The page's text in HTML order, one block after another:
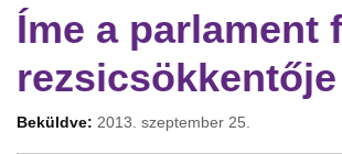
Íme a parlament
rezsicsökkentője
Beküldve: 2013. szeptember 25.